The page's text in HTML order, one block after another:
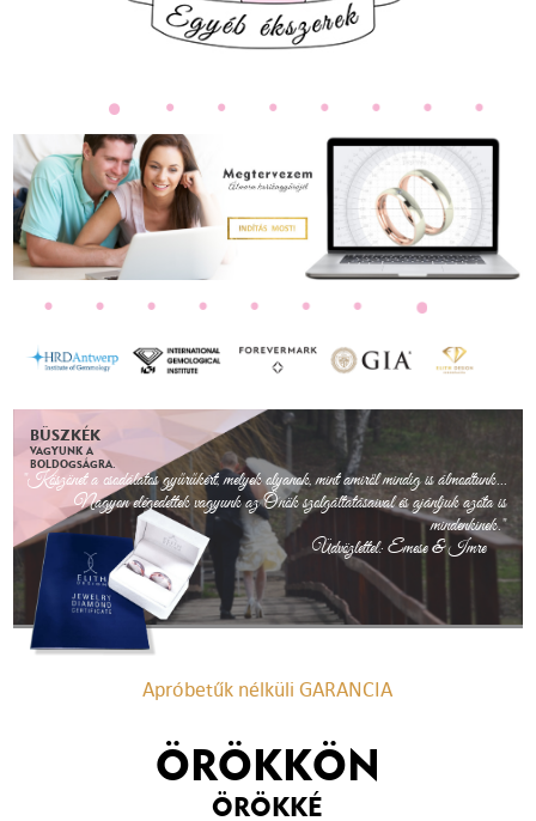
BÜSZKÉK
VAGYUNK A
BOLDOGSÁGRA.
"Köszönet a csodálatos gyűrűkért, melyek olyanok, mint amiről mindig is álmodtunk...
Nagyon elégedettek vagyunk az Önök szolgáltatásaival és ajánljuk azóta is
mindenkinek."
Üdvözlettel: Emese & Imre
Apróbetűk nélküli GARANCIA
ÖRÖKKÖN
ÖRÖKKÉ